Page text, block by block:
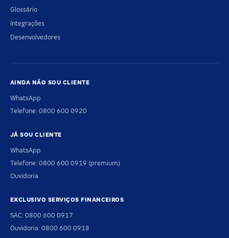
Glossário
Integrações
Desenvolvedores
AINDA NÃO SOU CLIENTE
WhatsApp
Telefone: 0800 600 0920
JÁ SOU CLIENTE
WhatsApp
Telefone: 0800 600 0919 (premium)
Ouvidoria
EXCLUSIVO SERVIÇOS FINANCEIROS
SAC: 0800 600 0917
Ouvidoria: 0800 600 0918